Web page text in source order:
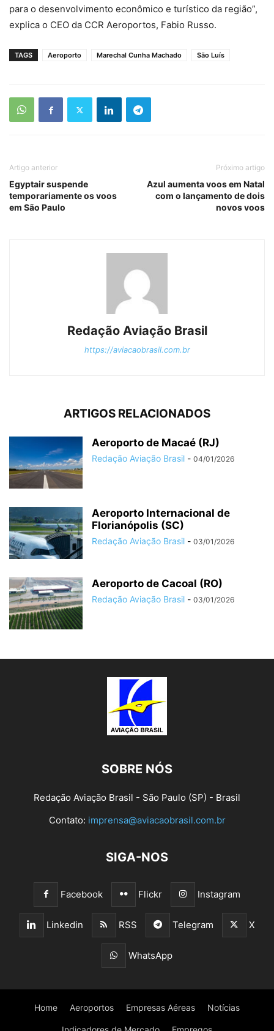
para o desenvolvimento econômico e turístico da região”,
explica o CEO da CCR Aeroportos, Fabio Russo.
TAGS Aeroporto Marechal Cunha Machado São Luís
Artigo anterior
Egyptair suspende
temporariamente os voos
em São Paulo
Próximo artigo
Azul aumenta voos em Natal
com o lançamento de dois
novos voos
Redação Aviação Brasil
https://aviacaobrasil.com.br
ARTIGOS RELACIONADOS
Aeroporto de Macaé (RJ)
Redação Aviação Brasil - 04/01/2026
Aeroporto Internacional de
Florianópolis (SC)
Redação Aviação Brasil - 03/01/2026
Aeroporto de Cacoal (RO)
Redação Aviação Brasil - 03/01/2026
SOBRE NÓS
Redação Aviação Brasil - São Paulo (SP) - Brasil
Contato: imprensa@aviacaobrasil.com.br
SIGA-NOS
Facebook Flickr Instagram
Linkedin RSS Telegram X
WhatsApp
Home Aeroportos Empresas Aéreas Notícias